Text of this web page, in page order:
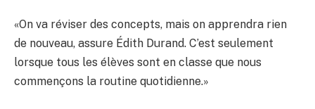
«On va réviser des concepts, mais on apprendra rien
de nouveau, assure Édith Durand. C’est seulement
lorsque tous les élèves sont en classe que nous
commençons la routine quotidienne.»